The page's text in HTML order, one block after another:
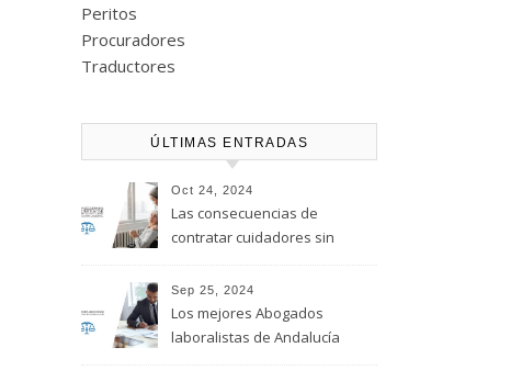
Peritos
Procuradores
Traductores
ÚLTIMAS ENTRADAS
Oct 24, 2024
Las consecuencias de
contratar cuidadores sin
laboral
Sep 25, 2024
Los mejores Abogados
laboralistas de Andalucía